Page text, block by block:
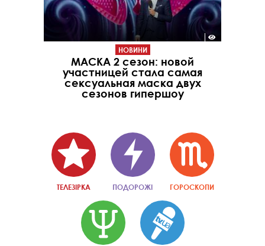
НОВИНИ
МАСКА 2 сезон: новой
участницей стала самая
сексуальная маска двух
сезонов гипершоу
ТЕЛЕЗІРКА ПОДОРОЖІ ГОРОСКОПИ